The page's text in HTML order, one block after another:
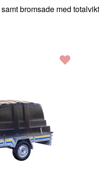
bromsade med